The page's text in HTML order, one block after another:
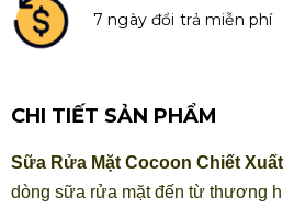
7 ngày đổi trả miễn phí
CHI TIẾT SẢN PHẨM
Sữa Rửa Mặt Cocoon Chiết
dòng sữa rửa mặt đến từ thương